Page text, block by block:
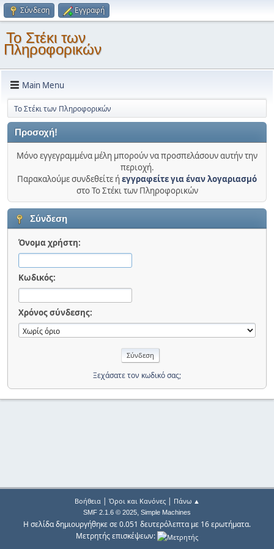
Σύνδεση Εγγραφή
Το Στέκι των
Πληροφορικών
Main Menu
Το Στέκι των Πληροφορικών
Προσοχή!
Μόνο εγγεγραμμένα μέλη μπορούν να προσπελάσουν αυτήν την
περιοχή.
Παρακαλούμε συνδεθείτε ήεγγραφείτε για έναν λογαριασμό
στο Το Στέκι των Πληροφορικών
Σύνδεση
Όνομα χρήστη:
Κωδικός:
Χρόνος σύνδεσης:
Ξεχάσατε τον κωδικό σας;
Βοήθεια| Όροι και Κανόνες| Πάνω ▲
SMF 2.1.6 © 2025, Simple Machines
Η σελίδα δημιουργήθηκε σε 0.051 δευτερόλεπτα με 16 ερωτήματα.
Μετρητής επισκέψεων: